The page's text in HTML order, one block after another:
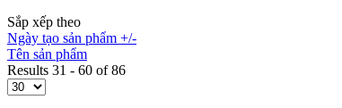
Sắp xếp theo
Ngày tạo sản phẩm +/-
Tên sản phẩm
Results 31 - 60 of 86